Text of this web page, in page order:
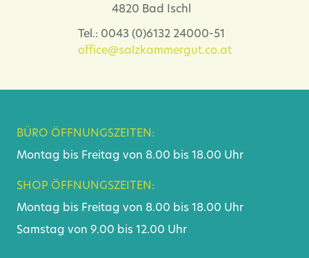
4820 Bad Ischl
Tel.: 0043 (0)6132 24000-51
office@salzkammergut.co.at
BÜRO ÖFFNUNGSZEITEN:
Montag bis Freitag von 8.00 bis 18.00 Uhr
SHOP ÖFFNUNGSZEITEN:
Montag bis Freitag von 8.00 bis 18.00 Uhr
Samstag von 9.00 bis 12.00 Uhr